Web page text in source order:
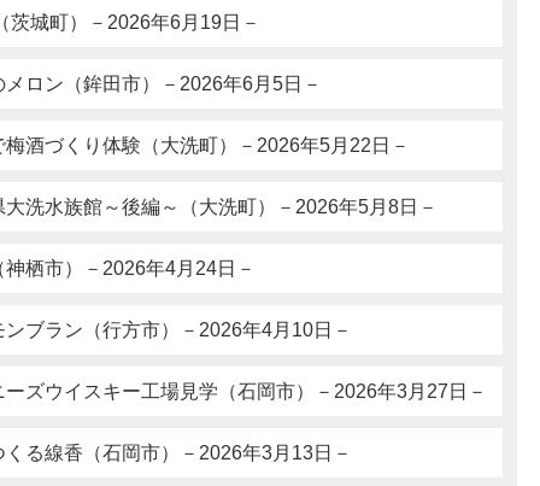
茨城町）－2026年6月19日－
ロン（鉾田市）－2026年6月5日－
酒づくり体験（大洗町）－2026年5月22日－
洗水族館～後編～（大洗町）－2026年5月8日－
栖市）－2026年4月24日－
ブラン（行方市）－2026年4月10日－
ズウイスキー工場見学（石岡市）－2026年3月27日－
る線香（石岡市）－2026年3月13日－